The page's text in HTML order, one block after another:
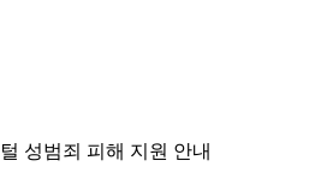
성범죄 피해 지원 안내